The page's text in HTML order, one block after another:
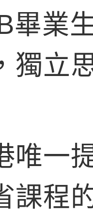
畢業
獨立
唯一
課程